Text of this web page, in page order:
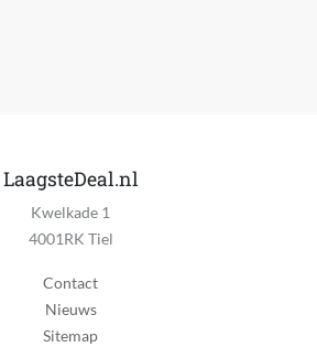
LaagsteDeal.nl
Kwelkade 1
4001RK Tiel
Contact
Nieuws
Sitemap